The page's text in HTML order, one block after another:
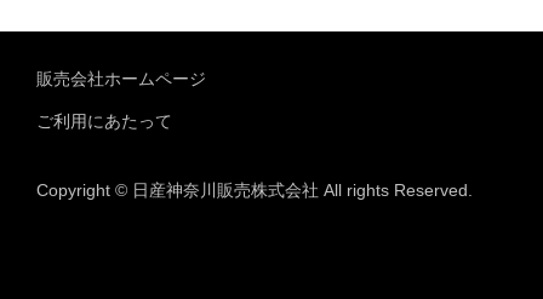
販売会社ホームページ
ご利用にあたって
Copyright © 日産神奈川販売株式会社 All rights Reserved.